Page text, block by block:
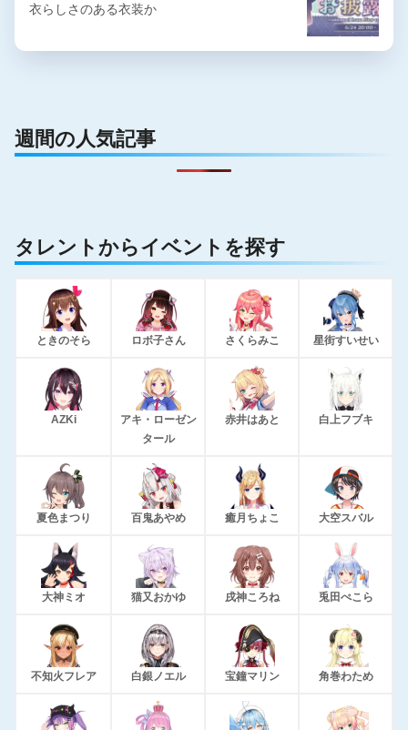
衣らしさのある衣装か
週間の人気記事
タレントからイベントを探す
ときのそら ロボ子さん さくらみこ 星街すいせい
AZKi
アキ・ローゼン
タール
赤井はあと 白上フブキ
夏色まつり 百鬼あやめ 癒月ちょこ 大空スバル
大神ミオ 猫又おかゆ 戌神ころね 兎田ぺこら
不知火フレア 白銀ノエル 宝鐘マリン 角巻わため